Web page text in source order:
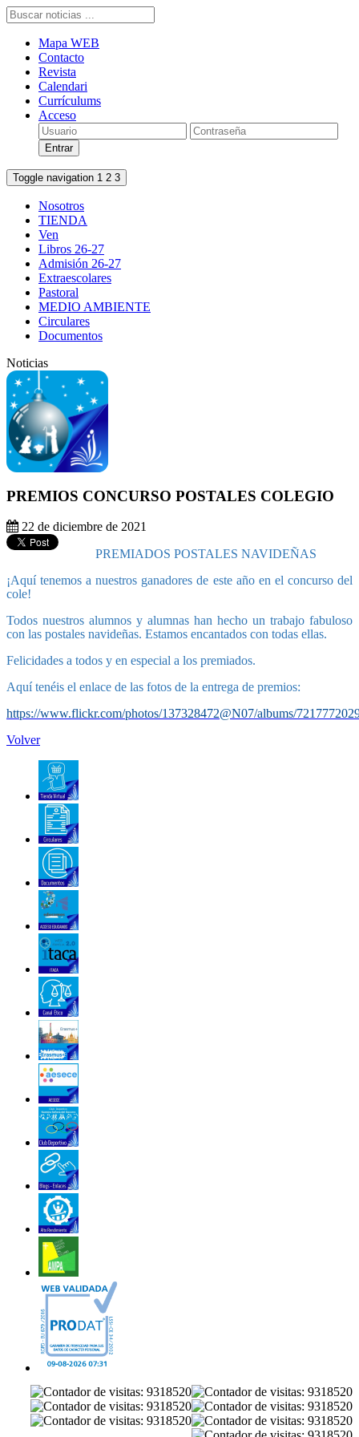
Mapa WEB
Contacto
Revista
Calendari
Currículums
Acceso
Toggle navigation 1 2 3
Nosotros
TIENDA
Ven
Libros 26-27
Admisión 26-27
Extraescolares
Pastoral
MEDIO AMBIENTE
Circulares
Documentos
Noticias
PREMIOS CONCURSO POSTALES COLEGIO
22 de diciembre de 2021
PREMIADOS POSTALES NAVIDEÑAS
¡Aquí tenemos a nuestros ganadores de este año en el concurso del
cole!
Todos nuestros alumnos y alumnas han hecho un trabajo fabuloso
con las postales navideñas. Estamos encantados con todas ellas.
Felicidades a todos y en especial a los premiados.
Aquí tenéis el enlace de las fotos de la entrega de premios:
https://www.flickr.com/photos/137328472@N07/albums/
Volver